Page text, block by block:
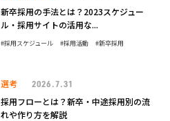
新卒採用の手法とは？2023スケジュー
ル・採用サイトの活用な...
採用スケジュール 採用活動 新卒採用
選考 2026.7.31
採用フローとは？新卒・中途採用別の流
れや作り方を解説